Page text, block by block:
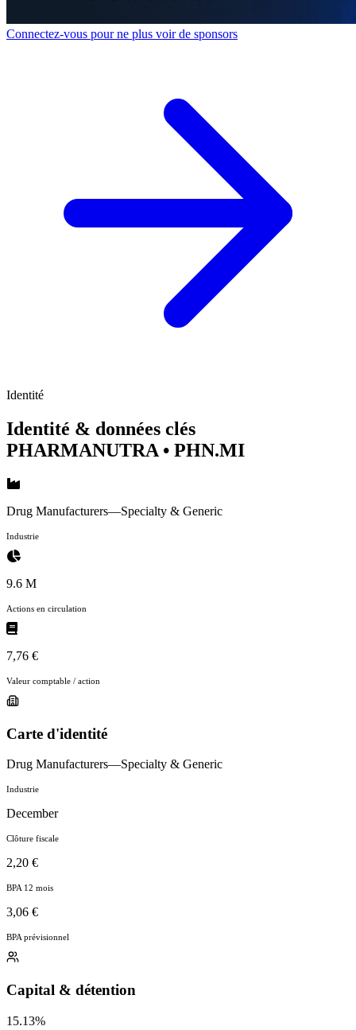
Connectez-vous pour ne plus voir de sponsors
Identité
Identité & données clés
PHARMANUTRA • PHN.MI
Drug Manufacturers—Specialty & Generic
Industrie
9.6 M
Actions en circulation
7,76 €
Valeur comptable / action
Carte d'identité
Drug Manufacturers—Specialty & Generic
Industrie
December
Clôture fiscale
2,20 €
BPA 12 mois
3,06 €
BPA prévisionnel
Capital & détention
15.13%